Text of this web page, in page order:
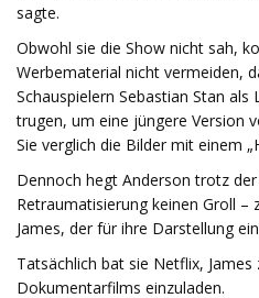
sagte.
Obwohl sie die Show nicht sah,
Werbematerial nicht vermeiden,
Schauspielern Sebastian Stan als
trugen, um eine jüngere Version
Sie verglich die Bilder mit einem
Dennoch hegt Anderson trotz
Retraumatisierung keinen Groll –
James, der für ihre Darstellung
Tatsächlich bat sie Netflix, James
Dokumentarfilms einzuladen.